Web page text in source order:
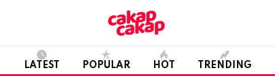
LATEST POPULAR HOT TRENDING